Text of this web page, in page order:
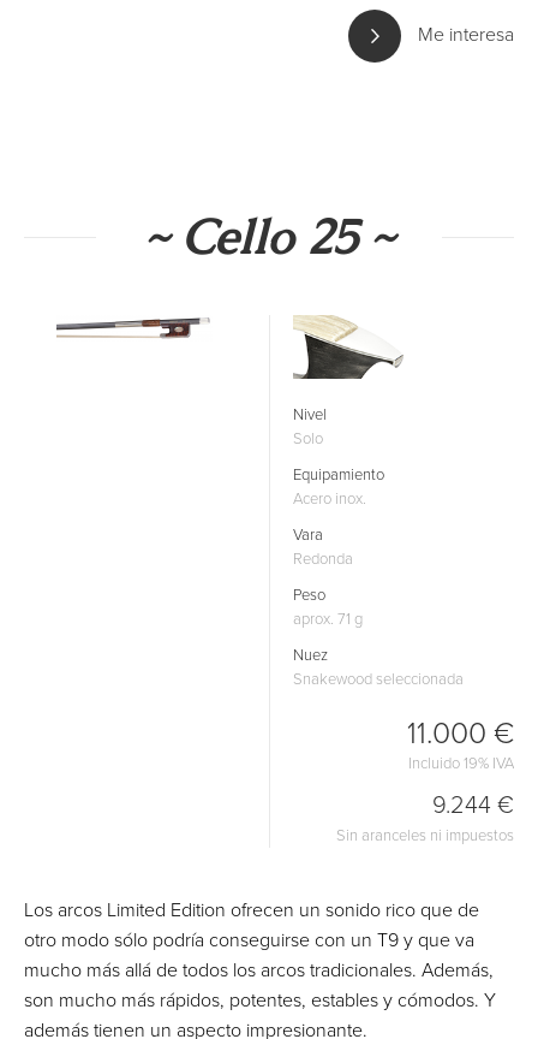
Me interesa
~ Cello 25 ~
Nivel
Solo
Equipamiento
Acero inox.
Vara
Redonda
Peso
aprox. 71 g
Nuez
Snakewood seleccionada
11.000 €
Incluido 19% IVA
9.244 €
Sin aranceles ni impuestos
Los arcos Limited Edition ofrecen un sonido rico que de
otro modo sólo podría conseguirse con un T9 y que va
mucho más allá de todos los arcos tradicionales. Además,
son mucho más rápidos, potentes, estables y cómodos. Y
además tienen un aspecto impresionante.